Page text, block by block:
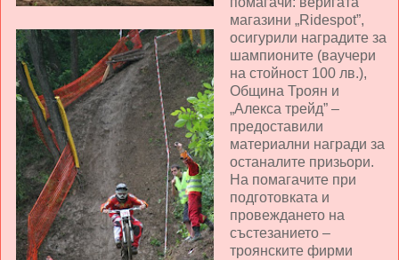
магазини „Ridespot”,
осигурили наградите за
шампионите (ваучери
на стойност 100 лв.),
Община Троян и
„Алекса трейд” –
предоставили
материални награди за
останалите призьори.
На помагачите при
подготовката и
провеждането на
състезанието –
троянските фирми